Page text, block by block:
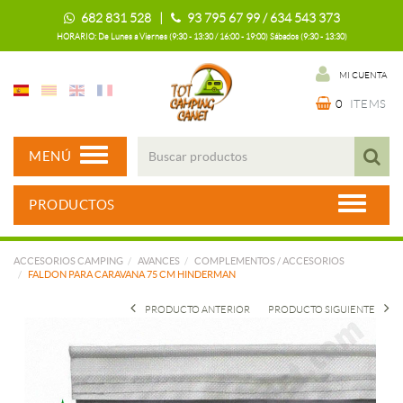
682 831 528 | 93 795 67 99 / 634 543 373
HORARIO: De Lunes a Viernes (9:30 - 13:30 / 16:00 - 19:00) Sábados (9:30 - 13:30)
MI CUENTA
0 ITEMS
MENÚ
PRODUCTOS
ACCESORIOS CAMPING AVANCES
COMPLEMENTOS / ACCESORIOS
FALDON PARA CARAVANA 75 CM HINDERMAN
PRODUCTO SIGUIENTE
PRODUCTO ANTERIOR